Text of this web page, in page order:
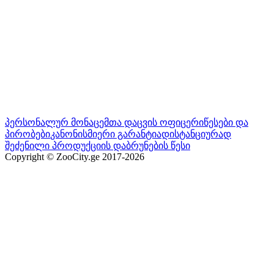
პერსონალურ მონაცემთა დაცვის ოფიცერიწესები და
პირობებიკანონისმიერი გარანტიადისტანციურად
შეძენილი პროდუქციის დაბრუნების წესი
Copyright © ZooCity.ge 2017-2026